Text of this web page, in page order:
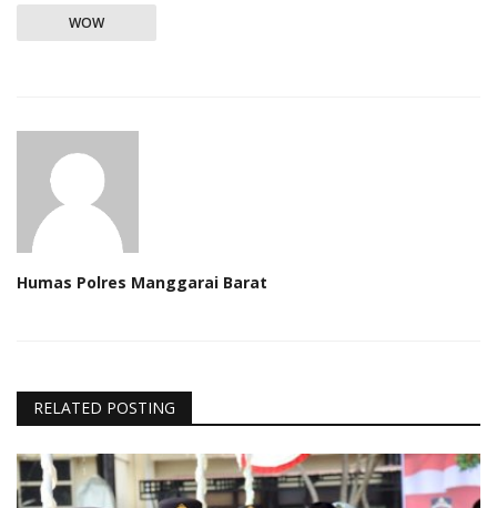
WOW
Humas Polres Manggarai Barat
RELATED POSTING